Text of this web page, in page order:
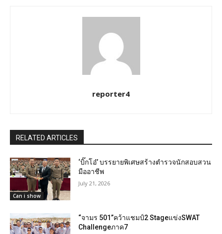
reporter4
RELATED ARTICLES
Can i show
‘บิ๊กโอ๋’ บรรยายพิเศษสร้างตำรวจนักสอบสวน
มืออาชีพ
July 21, 2026
“จามร 501”คว้าแชมป์2 Stageแข่งSWAT
Challengeภาค7